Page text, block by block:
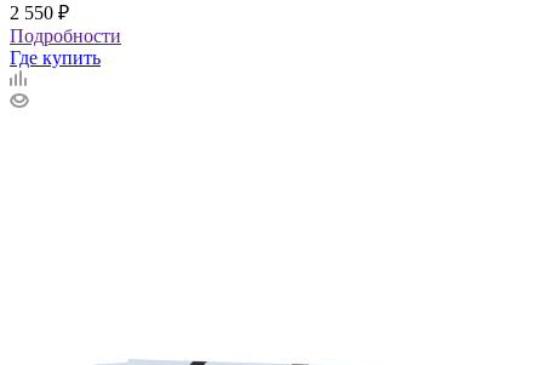
2 550 ₽
Подробности
Где купить